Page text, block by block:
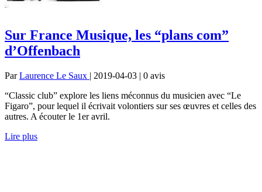
Sur France Musique, les “plans com”
d’Offenbach
ParLaurence Le Saux | 2019-04-03 | 0 avis
“Classic club” explore les liens méconnus du musicien avec “Le
Figaro”, pour lequel il écrivait volontiers sur ses œuvres et celles des
autres. A écouter le 1er avril.
Lire plus